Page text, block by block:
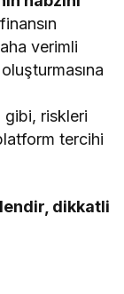
verimli
riskleri
tercihi
dikkatli